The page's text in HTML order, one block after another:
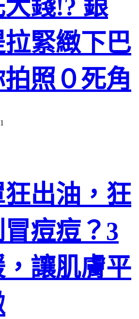
錢!? 銀
緊緻下巴
照０死角
出油，狂
痘痘？3
讓肌膚平